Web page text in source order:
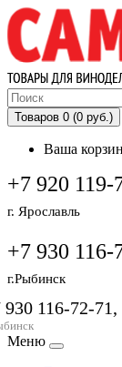
Товаров 0 (0 руб.)
Ваша
+7 920 119-
г. Ярославль
+7 930 116-
г.Рыбинск
116-72-
Меню